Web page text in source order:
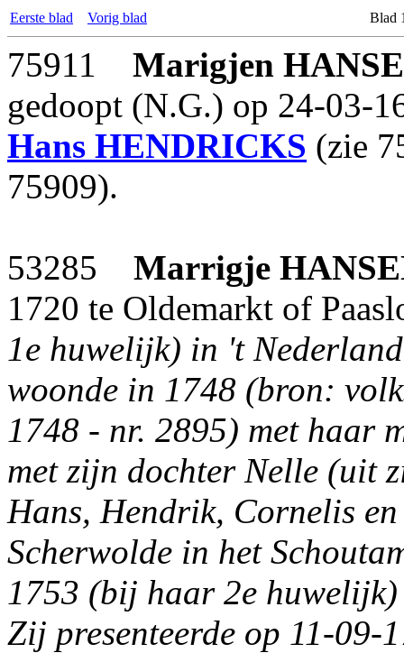
Eerste blad Vorig blad Blad
75911 Marigjen
gedoopt (N.G.) op 24-03-
Hans HENDRICKS (zie
75909).
53285 Marrigje
1720 te Oldemarkt of
1e huwelijk) in 't
woonde in 1748 (bron:
1748 - nr. 2895) met haar
met zijn dochter Nelle (uit
Hans, Hendrik, Cornelis
Scherwolde in het
1753 (bij haar 2e
Zij presenteerde op 11-09-